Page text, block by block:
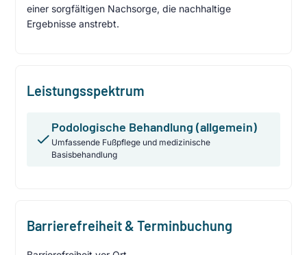
einer sorgfältigen Nachsorge, die nachhaltige
Ergebnisse anstrebt.
Leistungsspektrum
Podologische Behandlung (allgemein)
Umfassende Fußpflege und medizinische
Basisbehandlung
Barrierefreiheit & Terminbuchung